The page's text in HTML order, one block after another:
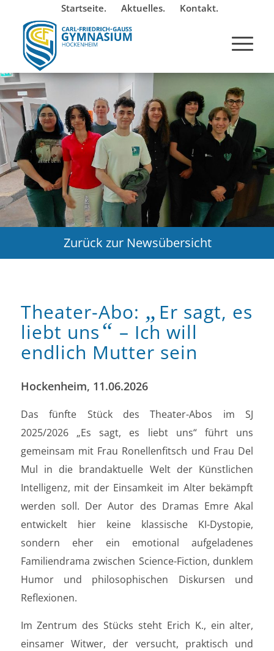
Startseite. Aktuelles. Kontakt.
Zurück zur Newsübersicht
Theater-Abo: „ Er sagt, es
liebt uns“ – Ich will
endlich Mutter sein
Hockenheim, 11.06.2026
Das fünfte Stück des Theater-Abos im SJ
2025/2026 „Es sagt, es liebt uns“ führt uns
gemeinsam mit Frau Ronellenfitsch und Frau Del
Mul in die brandaktuelle Welt der Künstlichen
Intelligenz, mit der Einsamkeit im Alter bekämpft
werden soll. Der Autor des Dramas Emre Akal
entwickelt hier keine klassische KI-Dystopie,
sondern eher ein emotional aufgeladenes
Familiendrama zwischen Science-Fiction, dunklem
Humor und philosophischen Diskursen und
Reflexionen.
Im Zentrum des Stücks steht Erich K., ein alter,
einsamer Witwer, der versucht, praktisch und